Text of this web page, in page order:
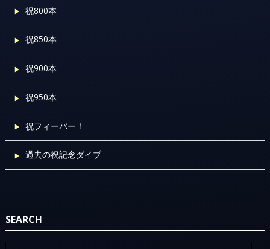
祝800本
祝850本
祝900本
祝950本
祝フィーバー！
過去の祝記念ダイブ
SEARCH